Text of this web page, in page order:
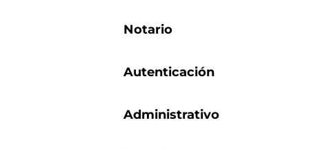
Notario
Autenticación
Administrativo